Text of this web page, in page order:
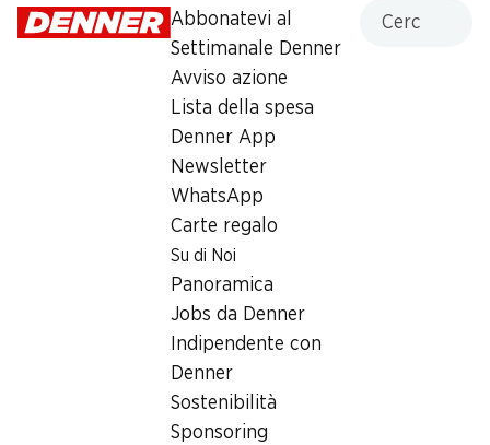
Abbonatevi al
Settimanale Denner
Avviso azione
Lista della spesa
Denner App
Newsletter
WhatsApp
Carte regalo
Su di Noi
Panoramica
Jobs da Denner
Indipendente con
Denner
Sostenibilità
Sponsoring
1025693
Altri clienti hanno acquistato